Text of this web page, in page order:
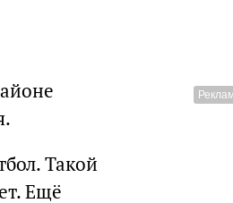
Такой
Ещё